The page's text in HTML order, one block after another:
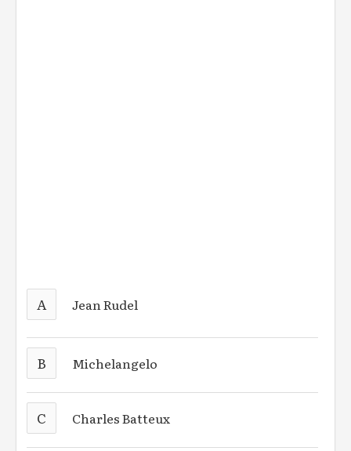
A Jean Rudel
B Michelangelo
C Charles Batteux